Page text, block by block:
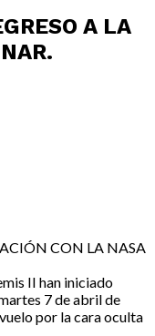
A LA
CON LA NASA
II han iniciado
7 de abril de
por la cara oculta